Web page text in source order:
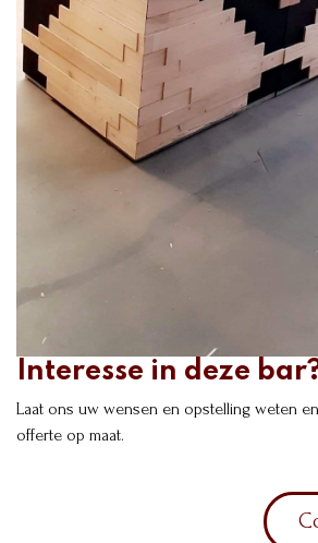
Interesse in deze
Laat ons uw wensen en opstelling weten
offerte op maat.